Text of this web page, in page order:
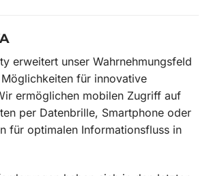
erweitert unser Wahrnehmungsfeld
für innovative
ermöglichen mobilen Zugriff auf
per Datenbrille, Smartphone oder
für optimalen Informationsfluss in